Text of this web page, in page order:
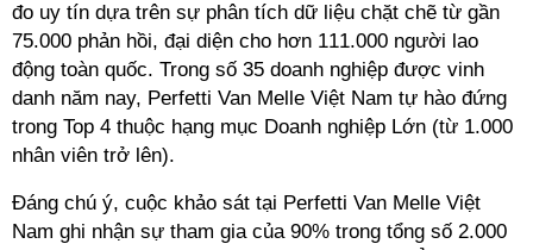
đo uy tín dựa trên sự phân tích dữ liệu chặt chẽ từ gần
75.000 phản hồi, đại diện cho hơn 111.000 người lao
động toàn quốc. Trong số 35 doanh nghiệp được vinh
danh năm nay, Perfetti Van Melle Việt Nam tự hào đứng
trong Top 4 thuộc hạng mục Doanh nghiệp Lớn (từ 1.000
nhân viên trở lên).
Đáng chú ý, cuộc khảo sát tại Perfetti Van Melle Việt
Nam ghi nhận sự tham gia của 90% trong tổng số 2.000